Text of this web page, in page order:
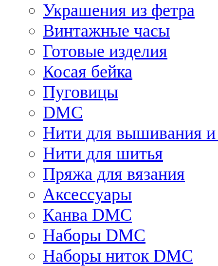
Украшения из фетра
Винтажные часы
Готовые изделия
Косая бейка
Пуговицы
DMC
Нити для вышивания и
Нити для шитья
Пряжа для вязания
Аксессуары
Канва DMC
Наборы DMC
Наборы ниток DMC